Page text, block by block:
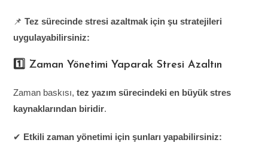
📌Tez sürecinde stresi azaltmak için şu stratejileri
uygulayabilirsiniz:
1️⃣ Zaman Yönetimi Yaparak Stresi Azaltın
Zaman baskısı,tez yazım sürecindeki en büyük stres
kaynaklarından biridir.
✔ Etkili zaman yönetimi için şunları yapabilirsiniz: